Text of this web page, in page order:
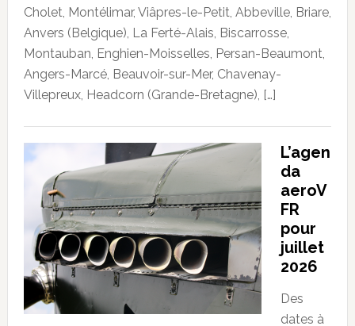
Cholet, Montélimar, Viâpres-le-Petit, Abbeville, Briare,
Anvers (Belgique), La Ferté-Alais, Biscarrosse,
Montauban, Enghien-Moisselles, Persan-Beaumont,
Angers-Marcé, Beauvoir-sur-Mer, Chavenay-
Villepreux, Headcorn (Grande-Bretagne), […]
L’agen
da
aeroV
FR
pour
juillet
2026
Des
dates à